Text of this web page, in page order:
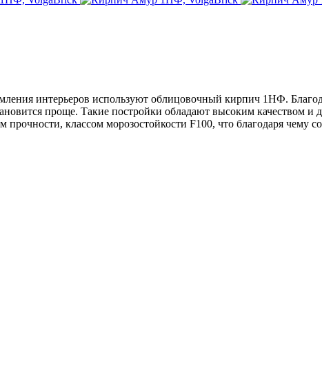
интерьеров используют облицовочный кирпич 1НФ.
проще. Такие постройки обладают высоким качеством и
классом морозостойкости F100, что благодаря чему